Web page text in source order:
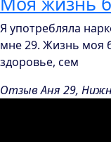
Я употребляла
мне 29. Жизнь моя
здоровье, сем
Отзыв Аня 29,